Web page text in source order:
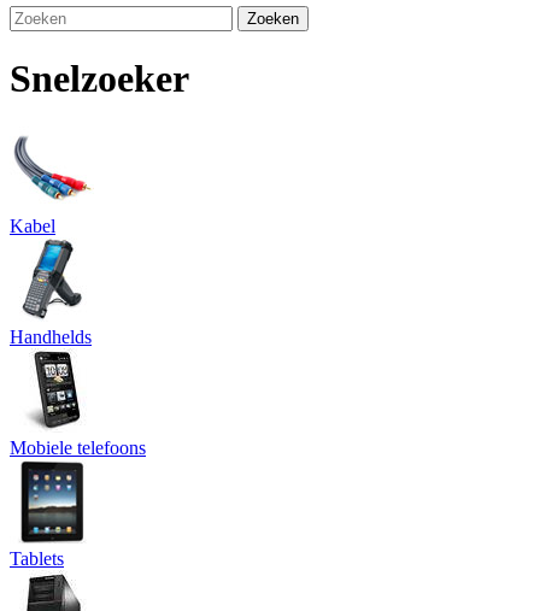
Zoeken
Snelzoeker
Kabel
Handhelds
Mobiele telefoons
Tablets